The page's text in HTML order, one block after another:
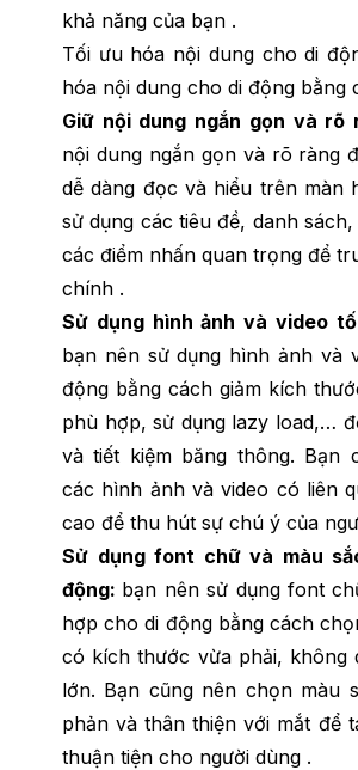
khả năng của bạn .
Tối ưu hóa nội dung cho di
hóa nội dung cho di động bằng
Giữ nội dung ngắn gọn và rõ
nội dung ngắn gọn và rõ ràng
dễ dàng đọc và hiểu trên màn
sử dụng các tiêu đề, danh
các điểm nhấn quan trọng để
chính .
Sử dụng hình ảnh và video
bạn nên sử dụng hình ảnh và
động bằng cách giảm kích
phù hợp, sử dụng lazy load,…
và tiết kiệm băng thông. Bạn
các hình ảnh và video có liên
cao để thu hút sự chú ý của
Sử dụng font chữ và màu
động: bạn nên sử dụng font
hợp cho di động bằng cách
có kích thước vừa phải, không
lớn. Bạn cũng nên chọn màu
phản và thân thiện với mắt để
thuận tiện cho người dùng .